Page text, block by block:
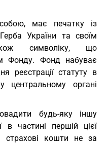
має печатку із
України та своїм
символіку, що
Фонду. Фонд набуває
реєстрації статуту в
центральному органі
будь-яку іншу
в частині першій цієї
страхові кошти не за